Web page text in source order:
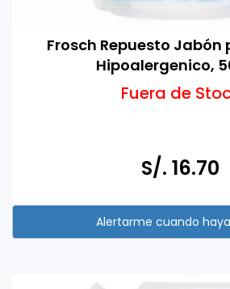
Frosch Repuesto Jabón
Hipoalergenico,
Fuera de
S/. 16.70